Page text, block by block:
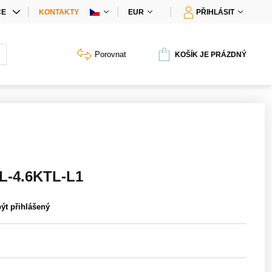
PRODUKTŮ
KONTAKTY EUR PŘIHLÁSIT
Porovnat KOŠÍK JE PRÁZDNÝ
4.6KTL-L1
přihlášený